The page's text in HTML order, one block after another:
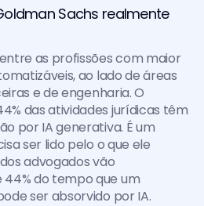
Sachs realmente
as profissões com maior
ao lado de áreas
e de engenharia. O
das atividades jurídicas têm
por IA generativa. É um
ser lido pelo o que ele
advogados vão
do tempo que um
ser absorvido por IA.